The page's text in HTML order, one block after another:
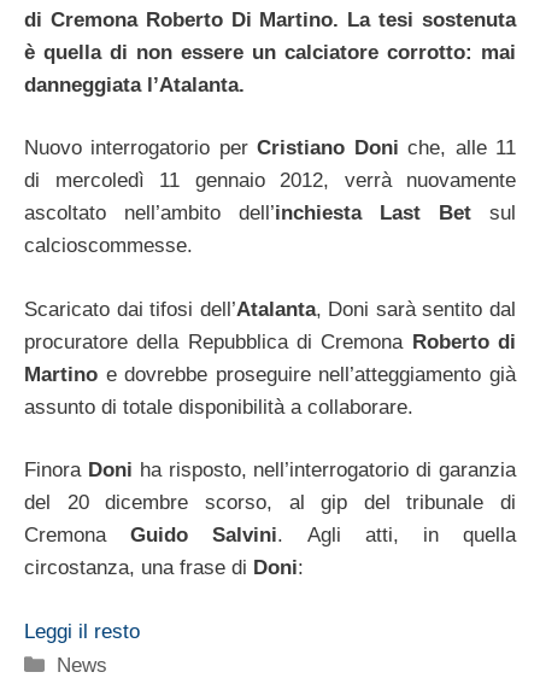
di Cremona Roberto Di Martino. La tesi sostenuta
è quella di non essere un calciatore corrotto: mai
danneggiata l’Atalanta.
Nuovo interrogatorio perCristiano Doni che, alle 11
di mercoledì 11 gennaio 2012, verrà nuovamente
ascoltato nell’ambito dell’inchiesta Last Bet sul
calcioscommesse.
Scaricato dai tifosi dell’Atalanta, Doni sarà sentito dal
procuratore della Repubblica di Cremona Roberto di
Martino e dovrebbe proseguire nell’atteggiamento già
assunto di totale disponibilità a collaborare.
Finora Doni ha risposto, nell’interrogatorio di garanzia
del 20 dicembre scorso, al gip del tribunale di
CremonaGuido Salvini. Agli atti, in quella
circostanza, una frase di Doni:
Leggi il resto
Categorie
News